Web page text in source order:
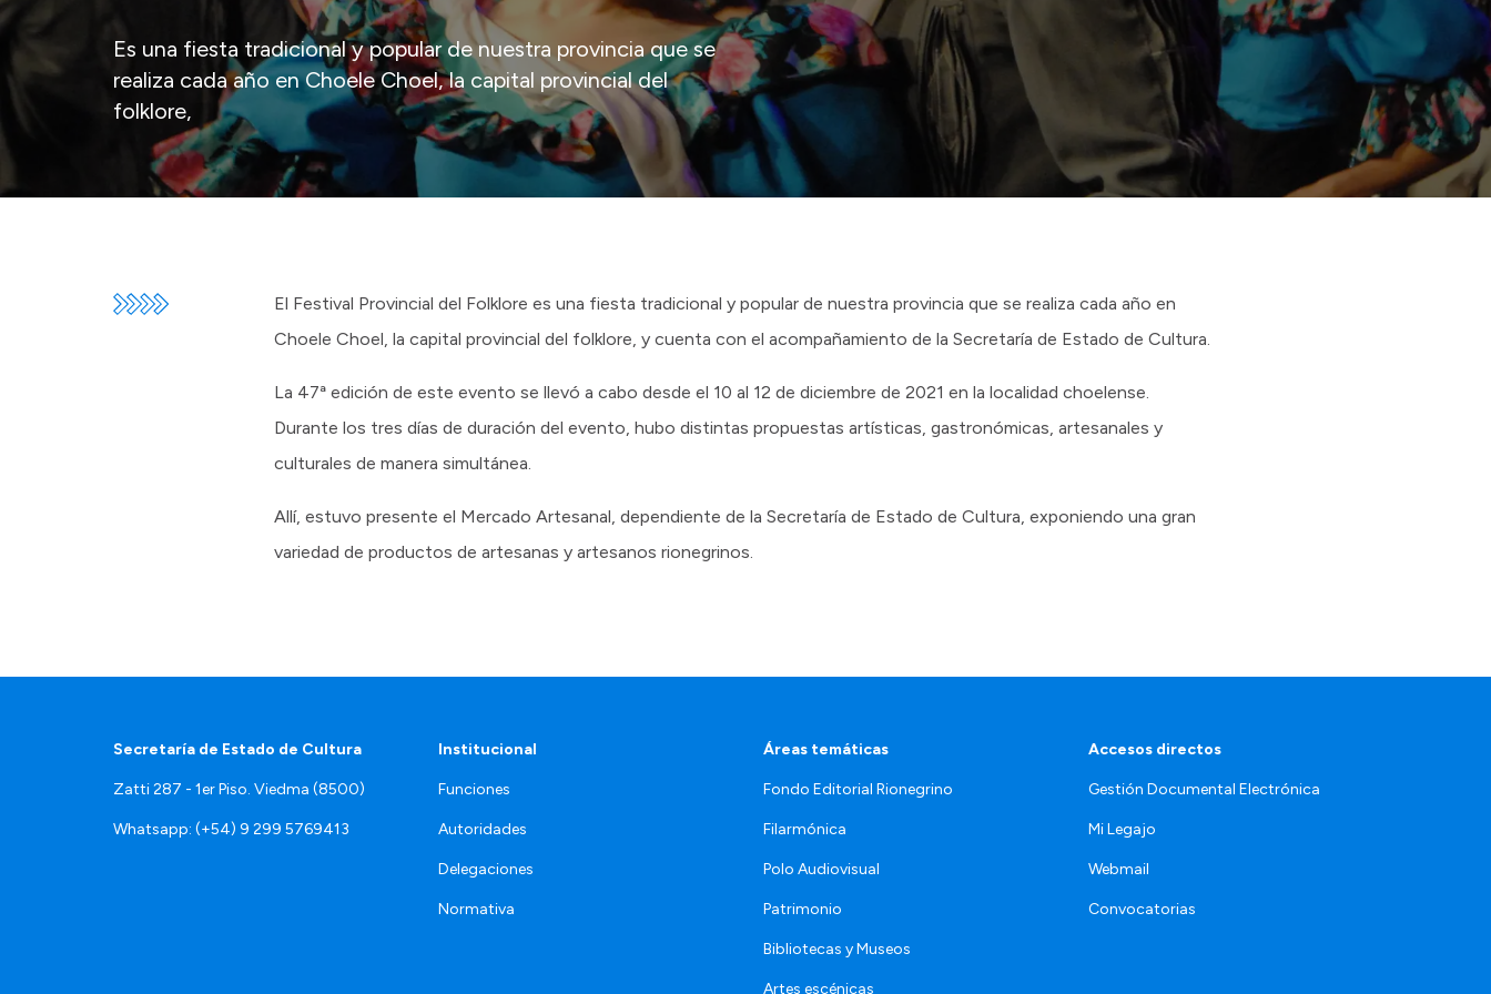
Es una fiesta tradicional y popular de nuestra provincia que se
realiza cada año en Choele Choel, la capital provincial del
folklore,
El Festival Provincial del Folklore es una fiesta tradicional y popular de nuestra provincia que se realiza cada año en
Choele Choel, la capital provincial del folklore, y cuenta con el acompañamiento de la Secretaría de Estado de Cultura.
La 47ª edición de este evento se llevó a cabo desde el 10 al 12 de diciembre de 2021 en la localidad choelense.
Durante los tres días de duración del evento, hubo distintas propuestas artísticas, gastronómicas, artesanales y
culturales de manera simultánea.
Allí, estuvo presente el Mercado Artesanal, dependiente de la Secretaría de Estado de Cultura, exponiendo una gran
variedad de productos de artesanas y artesanos rionegrinos.
Secretaría de Estado de Cultura
Zatti 287 - 1er Piso. Viedma (8500)
Whatsapp: (+54) 9 299 5769413
Institucional
Funciones
Autoridades
Delegaciones
Normativa
Áreas temáticas
Fondo Editorial Rionegrino
Filarmónica
Polo Audiovisual
Patrimonio
Bibliotecas y Museos
Artes escénicas
Accesos directos
Gestión Documental Electrónica
Mi Legajo
Webmail
Convocatorias